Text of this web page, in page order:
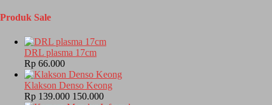
Produk Sale
DRL plasma 17cm
Rp 66.000
Klakson Denso Keong
Rp 139.000 150.000